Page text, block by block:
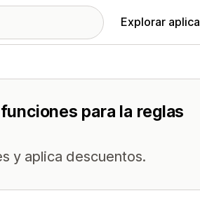
Explorar
para la reglas
y aplica descuentos.